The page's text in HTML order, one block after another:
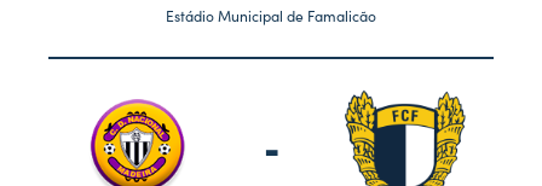
Estádio Municipal de Famalicão
-